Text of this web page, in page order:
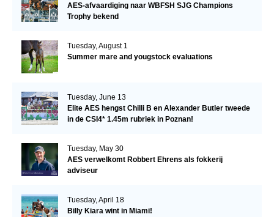
AES-afvaardiging naar WBFSH SJG Champions
Trophy bekend
Tuesday, August 1
Summer mare and yougstock evaluations
Tuesday, June 13
Elite AES hengst Chilli B en Alexander Butler tweede
in de CSI4* 1.45m rubriek in Poznan!
Tuesday, May 30
AES verwelkomt Robbert Ehrens als fokkerij
adviseur
Tuesday, April 18
Billy Kiara wint in Miami!